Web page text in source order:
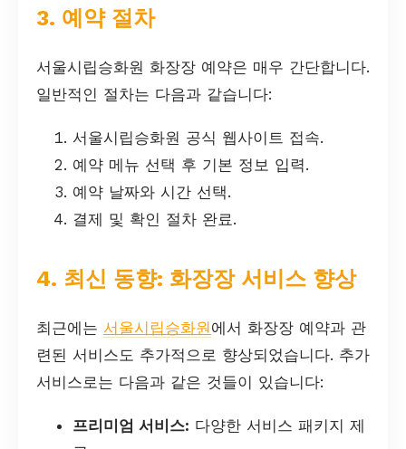
3. 예약 절차
서울시립승화원 화장장 예약은 매우 간단합니다.
일반적인 절차는 다음과 같습니다:
서울시립승화원 공식 웹사이트 접속.
예약 메뉴 선택 후 기본 정보 입력.
예약 날짜와 시간 선택.
결제 및 확인 절차 완료.
4. 최신 동향: 화장장 서비스 향상
최근에는 서울시립승화원에서 화장장 예약과 관
련된 서비스도 추가적으로 향상되었습니다. 추가
서비스로는 다음과 같은 것들이 있습니다:
프리미엄 서비스: 다양한 서비스 패키지 제